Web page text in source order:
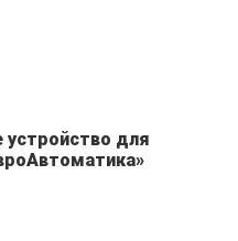
устройство для